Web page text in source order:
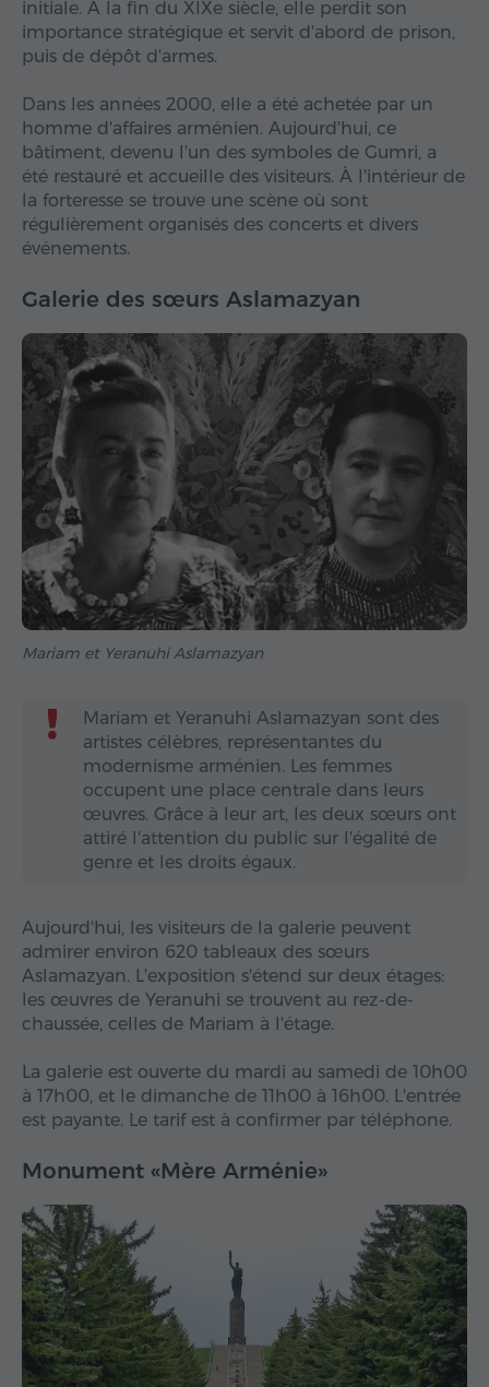
initiale. À la fin du XIXe siècle, elle perdit son
importance stratégique et servit d'abord de prison,
puis de dépôt d'armes.
Dans les années 2000, elle a été achetée par un
homme d'affaires arménien. Aujourd'hui, ce
bâtiment, devenu l'un des symboles de Gumri, a
été restauré et accueille des visiteurs. À l'intérieur de
la forteresse se trouve une scène où sont
régulièrement organisés des concerts et divers
événements.
Galerie des sœurs Aslamazyan
Mariam et Yeranuhi Aslamazyan
Mariam et Yeranuhi Aslamazyan sont des
artistes célèbres, représentantes du
modernisme arménien. Les femmes
occupent une place centrale dans leurs
œuvres. Grâce à leur art, les deux sœurs ont
attiré l'attention du public sur l'égalité de
genre et les droits égaux.
Aujourd'hui, les visiteurs de la galerie peuvent
admirer environ 620 tableaux des sœurs
Aslamazyan. L'exposition s'étend sur deux étages:
les œuvres de Yeranuhi se trouvent au rez-de-
chaussée, celles de Mariam à l'étage.
La galerie est ouverte du mardi au samedi de 10h00
à 17h00, et le dimanche de 11h00 à 16h00. L'entrée
est payante. Le tarif est à confirmer par téléphone.
Monument «Mère Arménie»